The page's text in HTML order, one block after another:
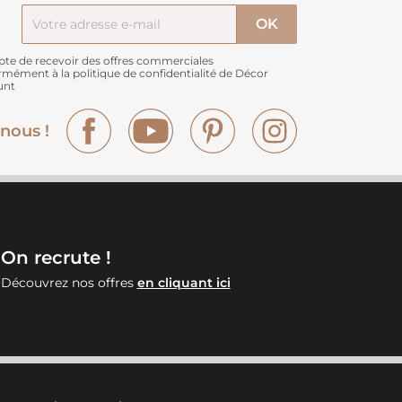
de recevoir des offres commerciales
à la politique de confidentialité de Décor
!
Facebook YouTube Pinterest
On recrute !
Découvrez nos offres en cliquant ici